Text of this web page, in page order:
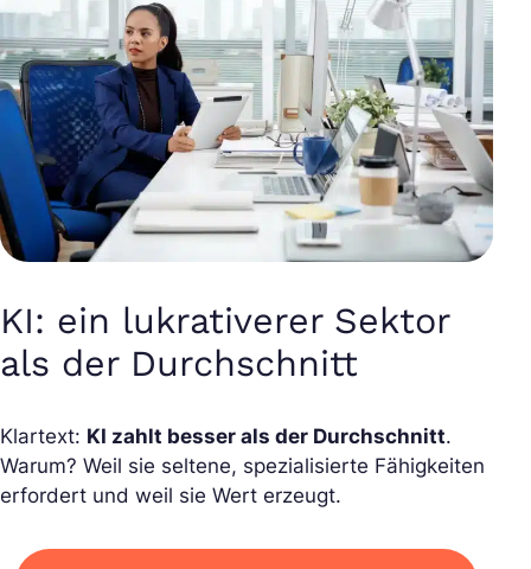
KI: ein lukrativerer Sektor
als der Durchschnitt
Klartext: KI zahlt besser als der Durchschnitt.
Warum? Weil sie seltene, spezialisierte Fähigkeiten
erfordert und weil sie Wert erzeugt.